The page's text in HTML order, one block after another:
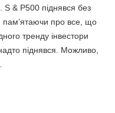
S & P500 піднявся без
пам’ятаючи про все, що
тренду інвестори
піднявся. Можливо,